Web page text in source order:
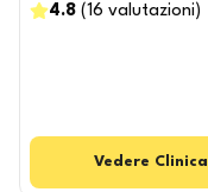
4.8 (16 valutazioni )
Vedere Clinica